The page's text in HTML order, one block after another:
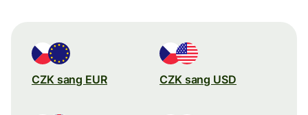
CZK sang EUR CZK sang USD